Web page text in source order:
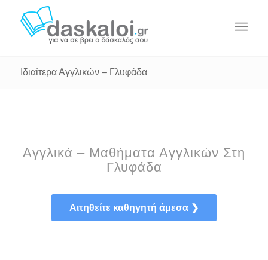
Ιδιαίτερα Αγγλικών – Γλυφάδα
Αγγλικά – Μαθήματα Αγγλικών Στη
Γλυφάδα
Αιτηθείτε καθηγητή άμεσα ❯